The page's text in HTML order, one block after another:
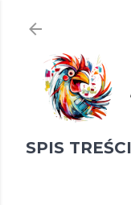
SPIS TREŚCI